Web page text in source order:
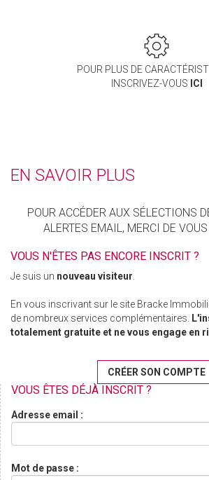
POUR PLUS DE
INSCRIVEZ-VOUS ICI
EN SAVOIR PLUS
POUR ACCÉDER AUX SÉLECTIONS
ALERTES EMAIL, MERCI DE
VOUS N'ÊTES PAS ENCORE INSCRIT ?
Je suis un nouveau visiteur.
En vous inscrivant sur le site Bracke
de nombreux services complémentaires.
totalement gratuite et ne vous engage en
CRÉER SON COMPTE
VOUS ÊTES DÉJÀ INSCRIT ?
Adresse email :
Mot de passe :